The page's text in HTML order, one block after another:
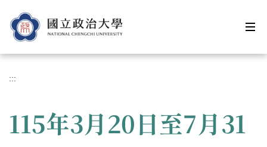
到
主
內
區
:::
115年3月20日至7月31